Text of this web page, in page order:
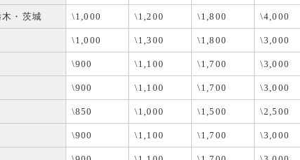
・茨城 \1,000 \1,200 \1,800 \4,000
\1,000 \1,300 \1,800 \3,000
\900 \1,100 \1,700 \3,000
\900 \1,100 \1,700 \3,000
\850 \1,000 \1,500 \2,500
\900 \1,100 \1,700 \3,000